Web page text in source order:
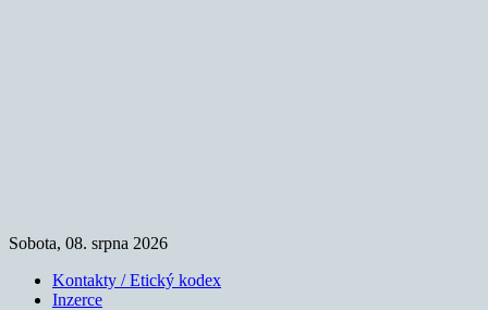
Sobota, 08. srpna 2026
Kontakty / Etický kodex
Inzerce